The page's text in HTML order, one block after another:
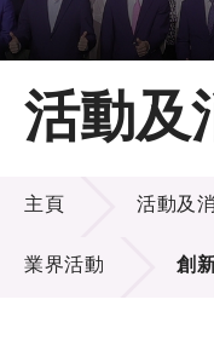
主頁
關於LSCM
技術商品化
項目及資助計
活動及消息
活動及
活動及消息
主頁 活動及
業界活動 創